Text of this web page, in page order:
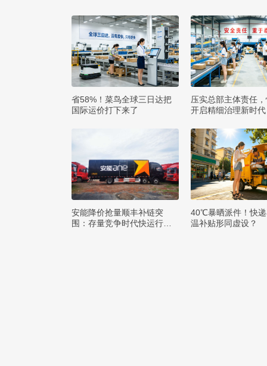
省58%！菜鸟全球三日达把
国际运价打下来了
压实总部主体责任
开启精细治理新时代
安能降价抢量顺丰补链突
围：存量竞争时代快运行业
40℃暴晒派件！快
温补贴形同虚设？